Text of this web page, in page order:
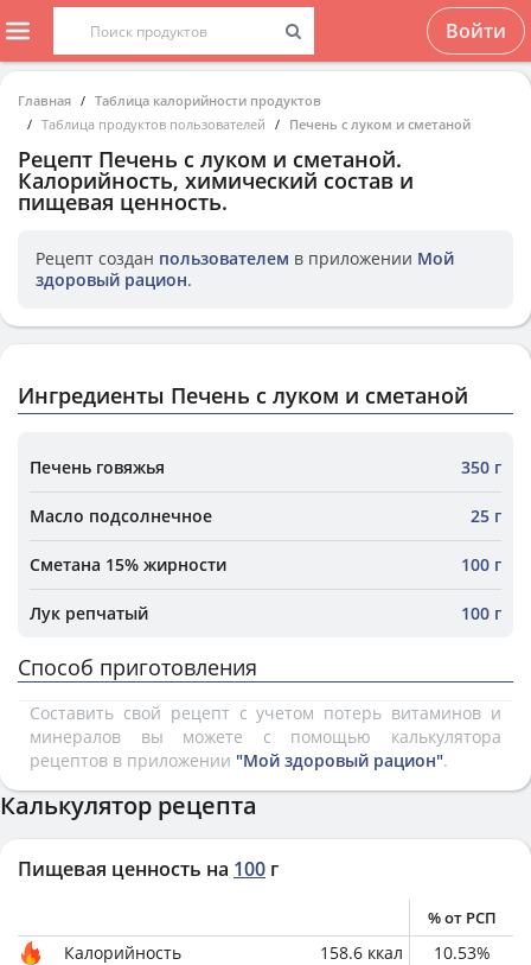
Войти
Главная
Таблица калорийности продуктов
Таблица продуктов пользователей
Печень с луком и сметаной
Рецепт Печень с луком и сметаной.
Калорийность, химический состав и
пищевая ценность.
Рецепт создан пользователем в приложении Мой
здоровый рацион.
Ингредиенты Печень с луком и сметаной
Печень говяжья 350 г
Масло подсолнечное 25 г
Сметана 15% жирности 100 г
Лук репчатый 100 г
Способ приготовления
Составить свой рецепт с учетом потерь витаминов и
минералов вы можете с помощью калькулятора
рецептов в приложении "Мой здоровый рацион".
Калькулятор рецепта
Пищевая ценность на 100 г
% от РСП
Калорийность 158.6 ккал 10.53%